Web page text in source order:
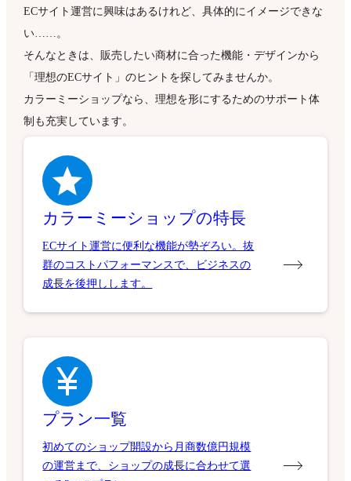
ECサイト運営に興味はあるけれど、具体的にイメージできな
い……。
そんなときは、販売したい商材に合った機能・デザインから
「理想のECサイト」のヒントを探してみませんか。
カラーミーショップなら、理想を形にするためのサポート体
制も充実しています。
カラーミーショップの特長
ECサイト運営に便利な機能が勢ぞろい。抜
群のコストパフォーマンスで、ビジネスの
成長を後押しします。
プラン一覧
初めてのショップ開設から月商数億円規模
の運営まで、ショップの成長に合わせて選